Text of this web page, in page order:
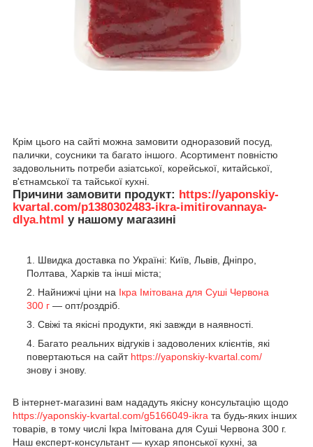
Крім цього на сайті можна замовити одноразовий посуд,
палички, соусники та багато іншого. Асортимент повністю
задовольнить потреби азіатської, корейської, китайської,
в'єтнамської та тайської кухні.
Причини замовити продукт: https://yaponskiy-
kvartal.com/p1380302483-ikra-imitirovannaya-
dlya.html у нашому магазині
Швидка доставка по Україні: Київ, Львів, Дніпро,
Полтава, Харків та інші міста;
Найнижчі ціни на Ікра Імітована для Суші Червона
300 г — опт/роздріб.
Свіжі та якісні продукти, які завжди в наявності.
Багато реальних відгуків і задоволених клієнтів, які
повертаються на сайт https://yaponskiy-kvartal.com/
знову і знову.
В інтернет-магазині вам нададуть якісну консультацію щодо
https://yaponskiy-kvartal.com/g5166049-ikra та будь-яких інших
товарів, в тому числі Ікра Імітована для Суші Червона 300 г.
Наш експерт-консультант — кухар японської кухні, за